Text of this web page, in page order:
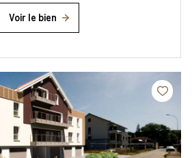
Voir le bien